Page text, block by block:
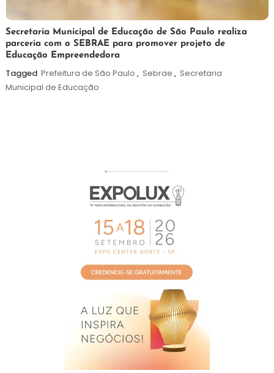
5
de
agosto
de
2026
Maurilio
Secretaria Municipal de Educação de São Paulo realiza
parceria com o SEBRAE para promover projeto de
Educação Empreendedora
Tagged Prefeitura de São Paulo , Sebrae , Secretaria
Municipal de Educação